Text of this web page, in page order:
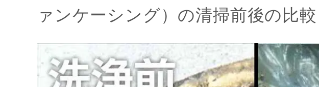
ァンケーシング）の清掃前後の比較